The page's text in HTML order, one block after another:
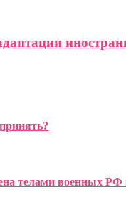
телами военных